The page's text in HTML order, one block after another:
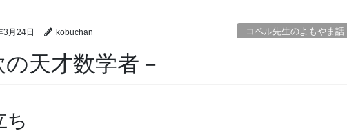
3月24日 kobuchan コペル先生のよもやま話
天才数学者－
ち